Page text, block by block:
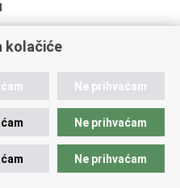
kolačiće
Ne prihvaćam
Ne prihvaćam
Ne prihvaćam